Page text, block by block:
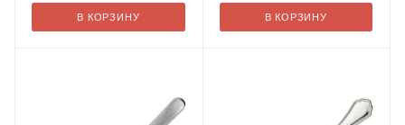
В КОРЗИНУ В КОРЗИНУ